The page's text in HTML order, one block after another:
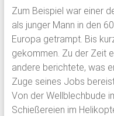
und
Mitarbeiter
des
Gymnasium
Schloss
Plön
sowie
des
Zum Beispiel war einer
als junger Mann in den
Europa getrampt. Bis
gekommen. Zu der Zeit
andere berichtete, was
Zuge seines Jobs
Von der Wellblechbude
Schießereien im